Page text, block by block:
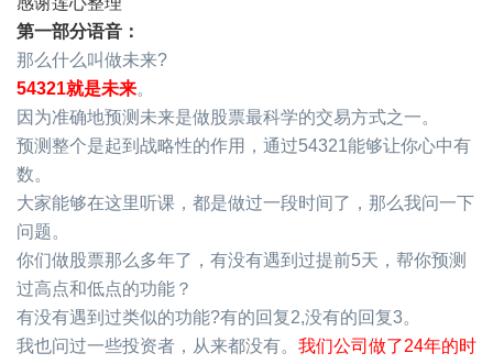
第一部分语音：
那么什么叫做未来?
54321就是未来。
因为准确地预测未来是做股票最科学的交易方式之一。
预测整个是起到战略性的作用，通过54321能够让你心中有
数。
大家能够在这里听课，都是做过一段时间了，那么我问一下
问题。
你们做股票那么多年了，有没有遇到过提前5天，帮你预测
过高点和低点的功能？
有没有遇到过类似的功能?有的回复2,没有的回复3。
我也问过一些投资者，从来都没有。 我们公司做了24年的时